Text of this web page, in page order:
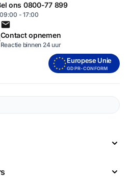
ons 0800-77 899
09:00 - 17:00
Contact opnemen
Reactie binnen 24 uur
Europese Unie
GDPR-CONFORM